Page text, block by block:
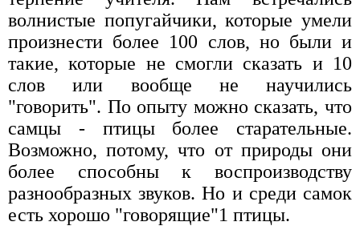
волнистые попугайчики, которые умели
произнести более 100 слов, но были и
такие, которые не смогли сказать и 10
слов или вообще не научились
"говорить". По опыту можно сказать, что
самцы - птицы более старательные.
Возможно, потому, что от природы они
более способны к воспроизводству
разнообразных звуков. Но и среди самок
есть хорошо "говорящие"1 птицы.